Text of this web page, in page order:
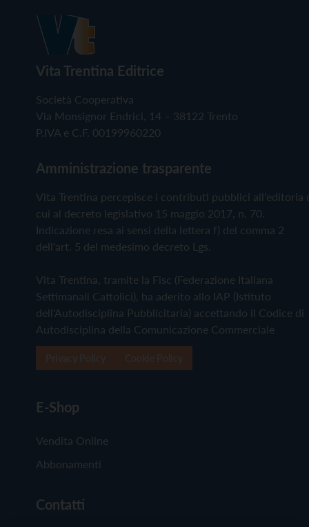
Vita Trentina Editrice
Società Cooperativa
Via Monsignor Endrici, 14 – 38122 Trento
P.IVA e C.F. 00199960220
Amministrazione trasparente
Vita Trentina percepisce i contributi pubblici all'editoria
cui al decreto legislativo 15 maggio 2017, n. 70.
Indicazione resa ai sensi della lettera f) del comma 2
dell'art. 5 del medesimo decreto Lgs.
Vita Trentina, tramite la Fisc (Federazione Italiana
Settimanali Cattolici), ha aderito allo IAP (Istituto
dell'Autodisciplina Pubblicitaria) accettando il Codice di
Autodisciplina della Comunicazione Commerciale
E-Shop
Vendita Online
Abbonamenti
Contatti